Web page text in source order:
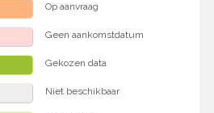
Op aanvraag
Geen aankomstdatum
Gekozen data
Niet beschikbaar